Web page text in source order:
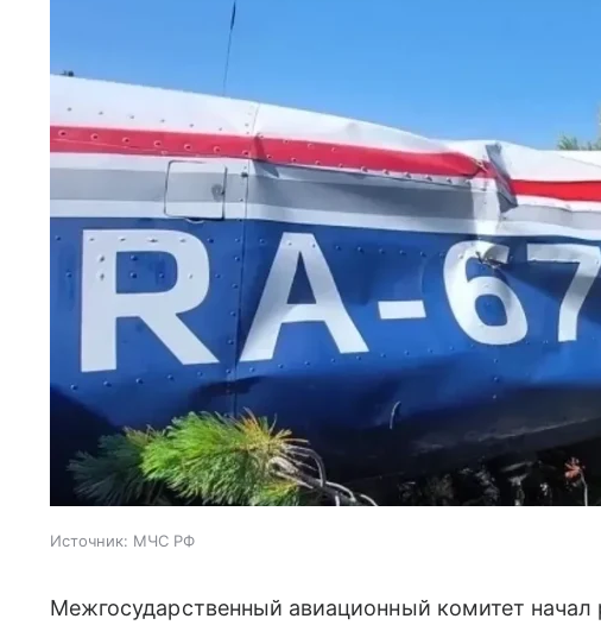
Источник: МЧС РФ
Межгосударственный авиационный комитет начал